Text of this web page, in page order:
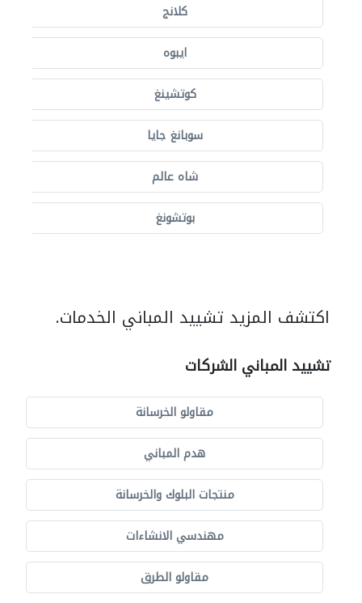
كلانج
ايبوه
كوتشينغ
سوبانغ جايا
شاه عالم
بوتشونغ
اكتشف المزيد تشييد المباني الخدمات.
تشييد المباني الشركات
مقاولو الخرسانة
هدم المباني
منتجات البلوك والخرسانة
مهندسي الانشاءات
مقاولو الطرق